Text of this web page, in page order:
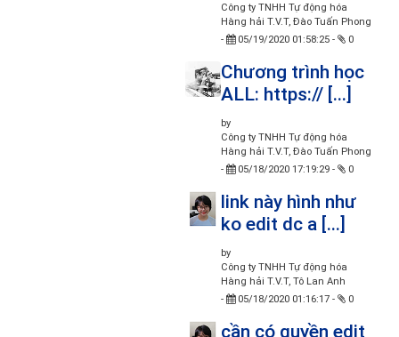
Công ty TNHH Tự động hóa
Hàng hải T.V.T, Đào Tuấn Phong
-
05/19/2020 01:58:25 - 0
Chương trình học
ALL: https:// [...]
by
Công ty TNHH Tự động hóa
Hàng hải T.V.T, Đào Tuấn Phong
-
05/18/2020 17:19:29 - 0
link này hình như
ko edit dc a [...]
by
Công ty TNHH Tự động hóa
Hàng hải T.V.T, Tô Lan Anh
-
05/18/2020 01:16:17 - 0
cần có quyền edit